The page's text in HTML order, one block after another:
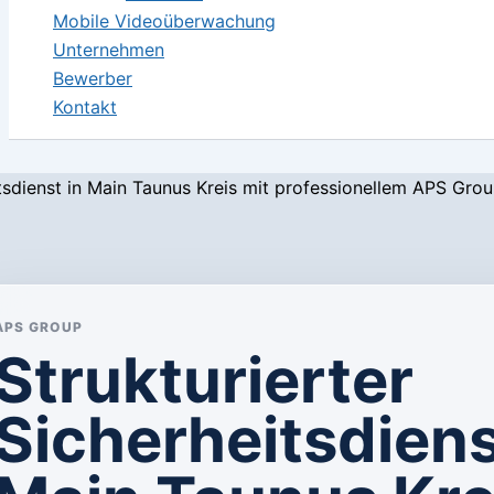
Mobile Videoüberwachung
Unternehmen
Bewerber
Kontakt
GROUP